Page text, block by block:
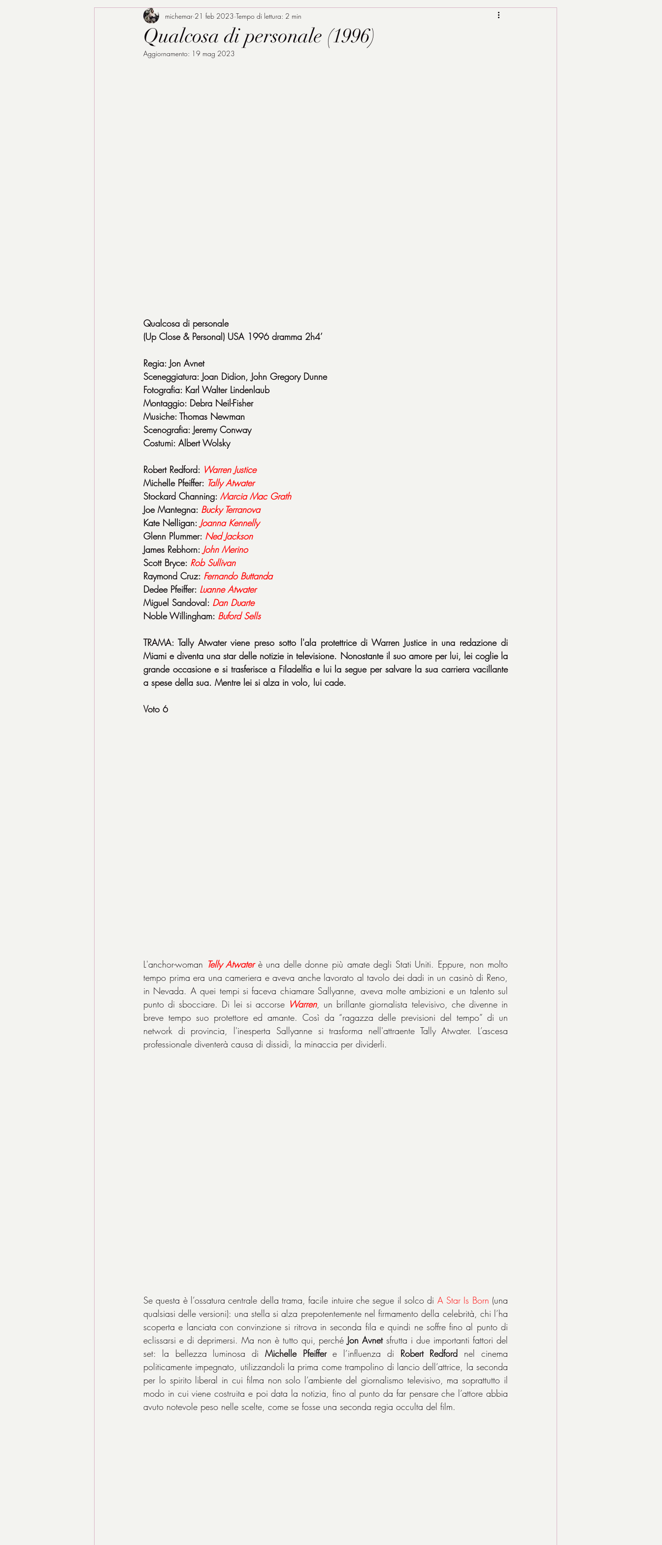
Qualcosa di personale (1996)
michemar 21 feb 2023 Tempo di lettura: 2 min
Aggiornamento: 19 mag 2023
Qualcosa di personale
(Up Close & Personal) USA 1996 dramma 2h4’
Regia: Jon Avnet
Sceneggiatura: Joan Didion, John Gregory Dunne
Fotografia: Karl Walter Lindenlaub
Montaggio: Debra Neil-Fisher
Musiche: Thomas Newman
Scenografia: Jeremy Conway
Costumi: Albert Wolsky
Robert Redford: Warren Justice
Michelle Pfeiffer: Tally Atwater
Stockard Channing: Marcia Mac Grath
Joe Mantegna: Bucky Terranova
Kate Nelligan: Joanna Kennelly
Glenn Plummer: Ned Jackson
James Rebhorn: John Merino
Scott Bryce: Rob Sullivan
Raymond Cruz: Fernando Buttanda
Dedee Pfeiffer: Luanne Atwater
Miguel Sandoval: Dan Duarte
Noble Willingham: Buford Sells
TRAMA: ‎Tally Atwater viene preso sotto l'ala protettrice di Warren Justice in una redazione di
Miami e diventa una star delle notizie in televisione. Nonostante il suo amore per lui, lei coglie la
grande occasione e si trasferisce a Filadelfia e lui la segue per salvare la sua carriera vacillante
a spese della sua. Mentre lei si alza in volo, lui cade.‎
Voto 6
L'anchor-woman Telly Atwater è una delle donne più amate degli Stati Uniti. Eppure, non molto
tempo prima era una cameriera e aveva anche lavorato al tavolo dei dadi in un casinò di Reno,
in Nevada. A quei tempi si faceva chiamare Sallyanne, aveva molte ambizioni e un talento sul
punto di sbocciare. Di lei si accorse Warren, un brillante giornalista televisivo, che divenne in
breve tempo suo protettore ed amante. Così da “ragazza delle previsioni del tempo” di un
network di provincia, l'inesperta Sallyanne si trasforma nell'attraente Tally Atwater. L’ascesa
professionale diventerà causa di dissidi, la minaccia per dividerli.
Se questa è l’ossatura centrale della trama, facile intuire che segue il solco di A Star Is Born (una
qualsiasi delle versioni): una stella si alza prepotentemente nel firmamento della celebrità, chi l’ha
scoperta e lanciata con convinzione si ritrova in seconda fila e quindi ne soffre fino al punto di
eclissarsi e di deprimersi. Ma non è tutto qui, perché Jon Avnet sfrutta i due importanti fattori del
set: la bellezza luminosa di Michelle Pfeiffer e l’influenza di Robert Redford nel cinema
politicamente impegnato, utilizzandoli la prima come trampolino di lancio dell’attrice, la seconda
per lo spirito liberal in cui filma non solo l’ambiente del giornalismo televisivo, ma soprattutto il
modo in cui viene costruita e poi data la notizia, fino al punto da far pensare che l’attore abbia
avuto notevole peso nelle scelte, come se fosse una seconda regia occulta del film.